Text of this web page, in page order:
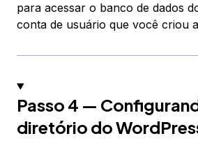
para acessar o banco de dados
conta de usuário que você criou
Passo 4 —
diretório do